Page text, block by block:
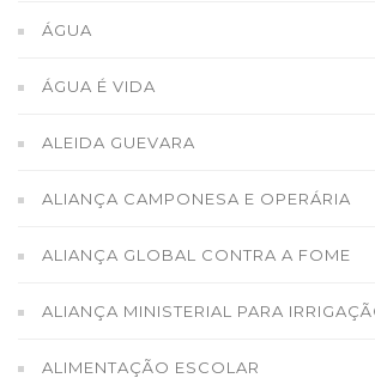
ÁGUA
ÁGUA É VIDA
ALEIDA GUEVARA
ALIANÇA CAMPONESA E OPERÁRIA
ALIANÇA GLOBAL CONTRA A FOME
ALIANÇA MINISTERIAL PARA
ALIMENTAÇÃO ESCOLAR